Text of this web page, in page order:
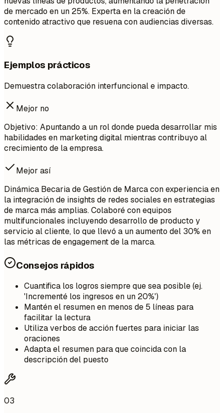
de mercado en un 25%. Experta en la creación de
contenido atractivo que resuena con audiencias diversas.
Ejemplos prácticos
Demuestra colaboración interfuncional e impacto.
Mejor no
Objetivo: Apuntando a un rol donde pueda desarrollar mis
habilidades en marketing digital mientras contribuyo al
crecimiento de la empresa.
Mejor así
Dinámica Becaria de Gestión de Marca con experiencia en
la integración de insights de redes sociales en estrategias
de marca más amplias. Colaboré con equipos
multifuncionales incluyendo desarrollo de producto y
servicio al cliente, lo que llevó a un aumento del 30% en
las métricas de engagement de la marca.
Consejos rápidos
Cuantifica los logros siempre que sea posible (ej.
'Incrementé los ingresos en un 20%')
Mantén el resumen en menos de 5 líneas para
facilitar la lectura
Utiliza verbos de acción fuertes para iniciar las
oraciones
Adapta el resumen para que coincida con la
descripción del puesto
03